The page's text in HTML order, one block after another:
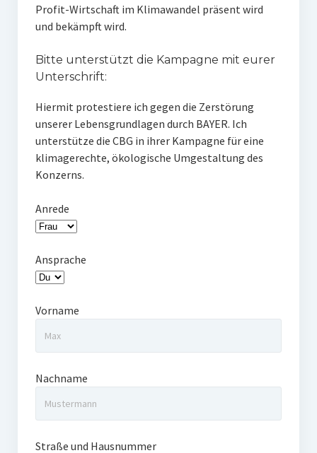
Profit-Wirtschaft im Klimawandel präsent wird
und bekämpft wird.
Bitte unterstützt die Kampagne mit eurer
Unterschrift:
Hiermit protestiere ich gegen die Zerstörung
unserer Lebensgrundlagen durch BAYER. Ich
unterstütze die CBG in ihrer Kampagne für eine
klimagerechte, ökologische Umgestaltung des
Konzerns.
Anrede
Ansprache
Vorname
Nachname
Straße und Hausnummer